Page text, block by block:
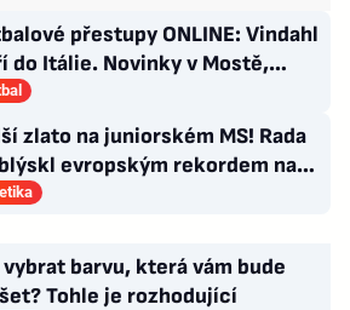
přestupy ONLINE: Vindahl
do Itálie. Novinky v Mostě,
pro PSG
zlato na juniorském MS! Rada
evropským rekordem na
metrů překážek
vybrat barvu, která vám bude
Tohle je rozhodující